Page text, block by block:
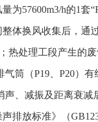
为57600m3/h的1套
体换风收集后，通
；热处理工段产生
气筒（P19、P20）
声、减振及距离衰
排放标准》（